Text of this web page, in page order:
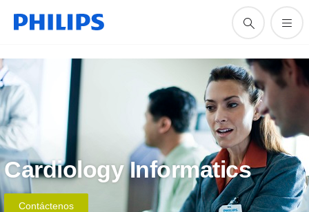
Cardiology Informatics
Contáctenos